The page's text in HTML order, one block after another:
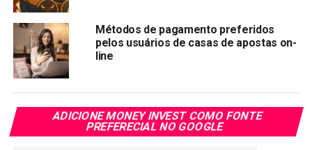
relacionadas ao processo contínuo da SEC contra a Ripple
e o anúncio de sua nova stablecoin, o preço do XRP caiu
mais de 8% nos últimos 7 dias. Além disso, como a
tendência de baixa do XRP provavelmente continuará, os
investidores estão direcionando sua atenção para outras
indústrias de alto potencial para encontrar o próximo
grande projeto de criptomoeda.
Avalanche: Concorrendo com Ethereum
Métodos de pagamento preferidos
pelos usuários de casas de apostas on-
line
ADICIONE MONEY INVEST COMO FONTE
PREFERECIAL NO GOOGLE